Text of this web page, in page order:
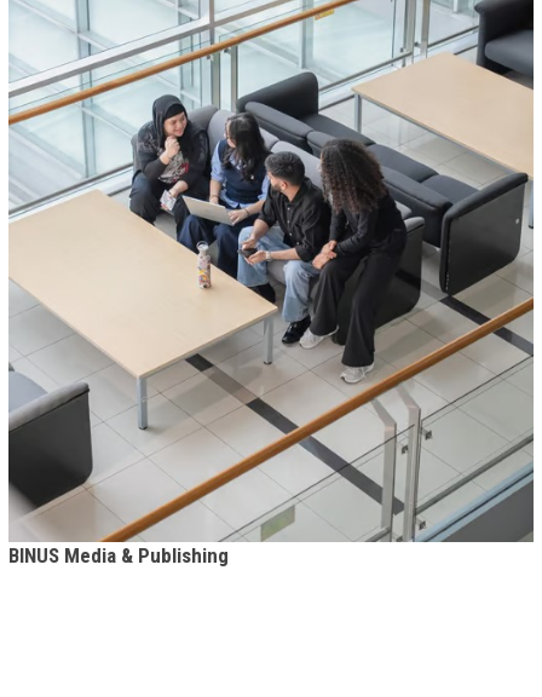
BINUS Media & Publishing